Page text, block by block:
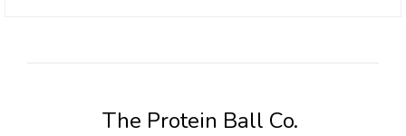
The Protein Ball Co.